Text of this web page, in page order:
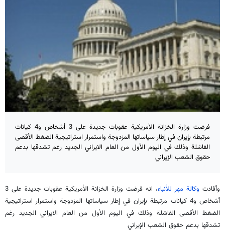
فرضت وزارة الخزانة الأمريكية عقوبات جديدة على 3 أشخاص و4 كيانات
مرتبطة بإيران في إطار سياساتها المزدوجة واستمرار استراتيجية الضغط الأقصى
الفاشلة وذلك في اليوم الأول من العام الايراني الجديد رغم تشدقها بدعم
حقوق الشعب الإیراني
وأفادت وكالة مهر للأنباء
، انه فرضت وزارة الخزانة الأمريكية عقوبات جديدة على 3
أشخاص و4 كيانات مرتبطة بإيران في إطار سياساتها المزدوجة واستمرار استراتيجية
الضغط الأقصى الفاشلة وذلك في اليوم الأول من العام الايراني الجديد رغم
تشدقها بدعم حقوق الشعب الإیراني